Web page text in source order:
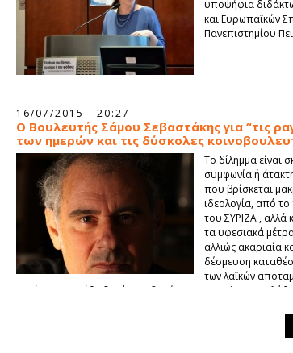
υποψήφια
και Ευρωπαϊκών
Πανεπιστημίου
16/07/2015 - 20:27
Ο Βουλευτής Σάμου Σεβαστάκης για “τις
των ημερών και τις δύσκολες
Το δίλημμα είναι
συμφωνία ή
που βρίσκεται
ιδεολογία, από
του ΣΥΡΙΖΑ , αλλά
τα υφεσιακά
αλλιώς ακαριαία
δέσμευση
των λαϊκών
κατάρρευση κάθε δημόσιας δομής και Grexit. Έτσι
μπροστά σε αυτό το τελικό δίλημμα βρέθηκε ο